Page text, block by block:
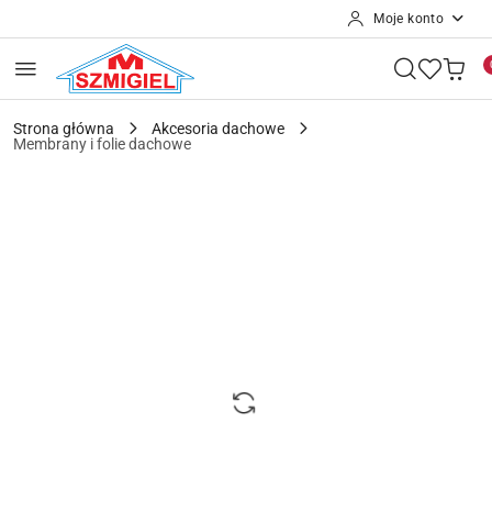
Moje konto
Strona główna
Akcesoria dachowe
Membrany i folie dachowe